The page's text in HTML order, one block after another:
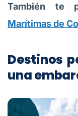
También te
Marítimas de
Destinos
una